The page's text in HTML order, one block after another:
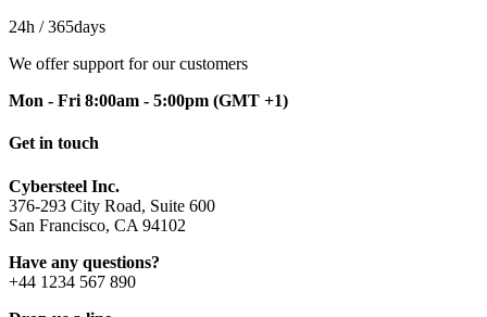
24h / 365days
We offer support for our customers
Mon - Fri 8:00am - 5:00pm (GMT +1)
Get in touch
Cybersteel Inc.
376-293 City Road, Suite 600
San Francisco, CA 94102
Have any questions?
+44 1234 567 890